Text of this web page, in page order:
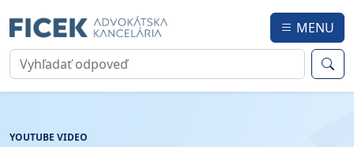
MENU
YOUTUBE VIDEO